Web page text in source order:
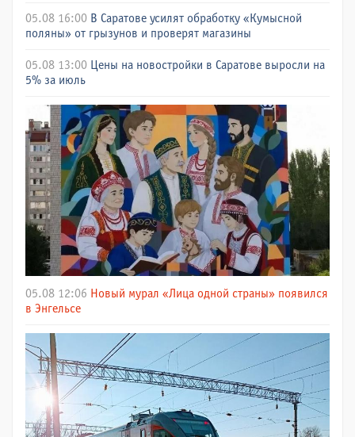
05.08 16:00 В Саратове усилят обработку «Кумысной
поляны» от грызунов и проверят магазины
05.08 13:00 Цены на новостройки в Саратове выросли на
5% за июль
05.08 12:06 Новый мурал «Лица одной страны» появился
в Энгельсе